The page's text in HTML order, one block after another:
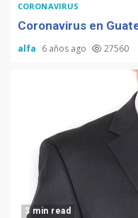
CORONAVIRUS
Coronavirus en
alfa 6 años ago 27560
3 min read